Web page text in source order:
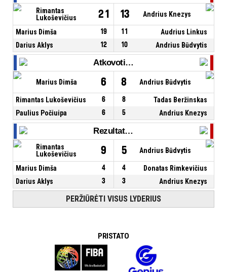
Rimantas
Lukoševičius
21 13 Andrius Knezys
Marius Dimša 19 11
Audrius Linkus
Darius Aklys
12 10 Andrius Būdvytis
Atkovoti kamuoliai
Marius Dimša 6 8 Andrius Būdvytis
Rimantas Lukoševičius 6 8
Tadas Beržinskas
Paulius Počiuipa
6 5 Andrius Knezys
Rezultatyvūs perdavimai
Rimantas
Lukoševičius
9 5 Andrius Būdvytis
Marius Dimša 4 4
Donatas Rimkevičius
Darius Aklys
3 3 Andrius Knezys
PERŽIŪRĖTI VISUS LYDERIUS
PRISTATO